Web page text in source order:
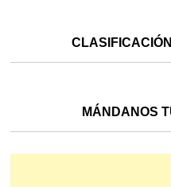
MÁNDANOS